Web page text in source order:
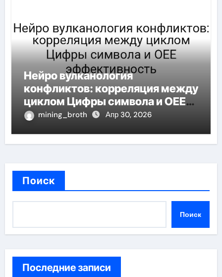
Нейро вулканология
конфликтов: корреляция между
циклом Цифры символа и OEE
эффективность
mining_broth Апр 30, 2026
Поиск
Поиск
Последние записи